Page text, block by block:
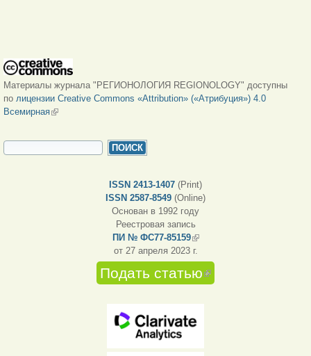
Материалы журнала "РЕГИОНОЛОГИЯ REGIONOLOGY" доступны
по лицензии Creative Commons «Attribution» («Атрибуция») 4.0
Всемирная(внешняя ссылка)
ФОРМА ПОИСКА
ISSN 2413-1407 (Print)
ISSN 2587-8549 (Online)
Основан в 1992 году
Реестровая запись
ПИ № ФС77-85159(внешняя ссылка)
от 27 апреля 2023 г.
Подать статью